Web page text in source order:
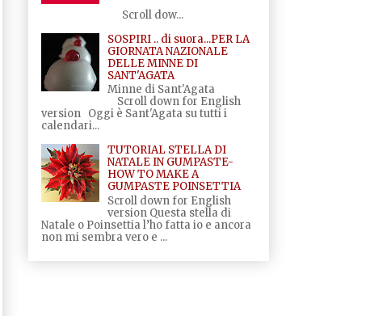
Scroll dow...
SOSPIRI .. di suora...PER LA
GIORNATA NAZIONALE
DELLE MINNE DI
SANT'AGATA
Minne di Sant'Agata
Scroll down for English
version Oggi è Sant'Agata su tutti i
calendari...
TUTORIAL STELLA DI
NATALE IN GUMPASTE-
HOW TO MAKE A
GUMPASTE POINSETTIA
Scroll down for English
version Questa stella di
Natale o Poinsettia l’ho fatta io e ancora
non mi sembra vero e ...